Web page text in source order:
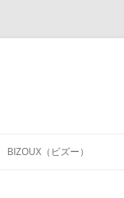
BIZOUX（ビズー）